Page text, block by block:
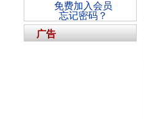
免费加入会员
忘记密码？
广告